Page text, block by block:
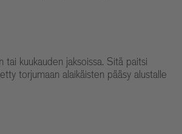
tai kuukauden jaksoissa. Sitä paitsi
torjumaan alaikäisten pääsy alustalle